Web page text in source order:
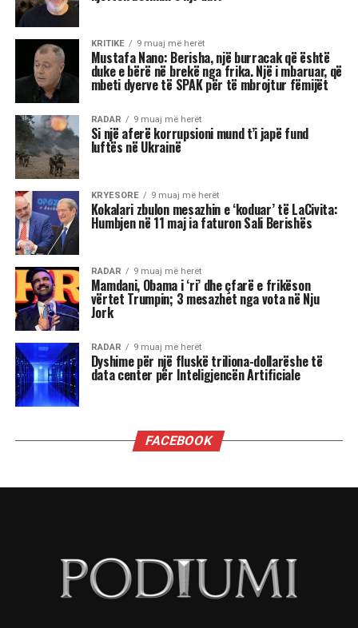
konsiderohen më xheloze:
Akrepi
I njohur për intensitetin e tij emocional, akrepi
shpesh konkurron në heshtje. Kur ndjen se është
tejkaluar, mund të mbajë mëri dhe të tërhiqet
nga të tjerët.
Luani
Luanët kanë nevojë të madhe për vëmendje dhe
admirim. Kur këto nevoja nuk plotësohen,
ndjenja e xhelozisë mund të bëhet e fortë. Ata
shpesh nënvlerësojnë ata që i sfidojnë në
pozicionin e tyre, sidomos në rolin udhëheqës.
Astrologjia i këshillon Luanët të ushtrojnë më
shumë përulësi për të shmangur zilitë e
panevojshme.
Virgjëresha
nevojës së tyre për përsosmëri. Krahasimet e
ndihen konkurrues ose të zhgënjyer. Ato
ritmin e saj personal dhe të shmangë krahasimet
e panevojshme.